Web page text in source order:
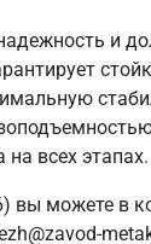
и
на всех этапах.
вы можете